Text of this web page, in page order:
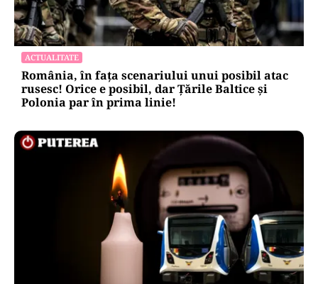
ACTUALITATE
România, în fața scenariului unui posibil atac
rusesc! Orice e posibil, dar Țările Baltice și
Polonia par în prima linie!